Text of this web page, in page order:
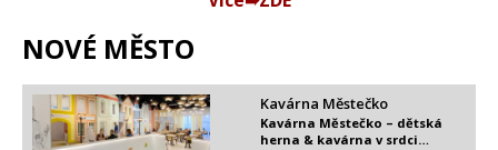
NOVÉ MĚSTO
Kavárna Městečko
Kavárna Městečko – dětská
herna & kavárna v srdci…